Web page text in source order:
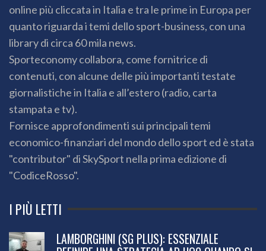
online più cliccata in Italia e tra le prime in Europa per
quanto riguarda i temi dello sport-business, con una
library di circa 60 mila news.
Sporteconomy collabora, come fornitrice di
contenuti, con alcune delle più importanti testate
giornalistiche in Italia e all’estero (radio, carta
stampata e tv).
Fornisce approfondimenti sui principali temi
economico-finanziari del mondo dello sport ed è stata
"contributor" di SkySport nella prima edizione di
"CodiceRosso".
I PIÙ LETTI
LAMBORGHINI (SG PLUS): ESSENZIALE